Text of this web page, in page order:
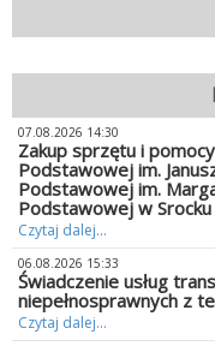
07.08.2026 14:30
Zakup sprzętu i
Podstawowej im.
Podstawowej im.
Podstawowej w Srocku
Czytaj dalej...
06.08.2026 15:33
Świadczenie usług
niepełnosprawnych z
Czytaj dalej...